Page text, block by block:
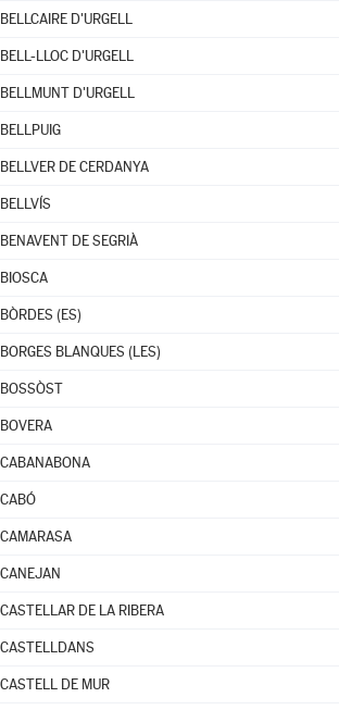
BELLCAIRE D'URGELL
BELL-LLOC D'URGELL
BELLMUNT D'URGELL
BELLPUIG
BELLVER DE CERDANYA
BELLVÍS
BENAVENT DE SEGRIÀ
BIOSCA
BÒRDES (ES)
BORGES BLANQUES (LES)
BOSSÒST
BOVERA
CABANABONA
CABÓ
CAMARASA
CANEJAN
CASTELLAR DE LA RIBERA
CASTELLDANS
CASTELL DE MUR